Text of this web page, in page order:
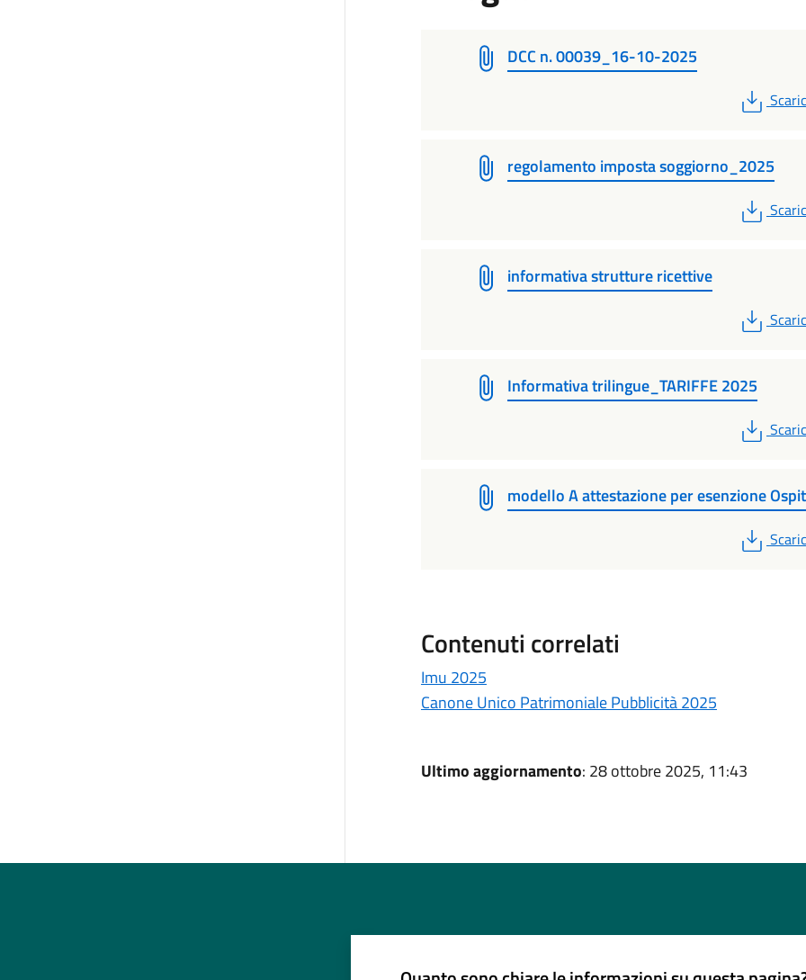
DCC n. 00039_16-10-2025
PDF
regolamento imposta soggiorno_2025
PDF
informativa strutture ricettive
PDF
Informativa trilingue_TARIFFE 2025
PDF
modello A attestazione per esenzione
PDF
Contenuti correlati
Imu 2025
Canone Unico Patrimoniale Pubblicità 2025
Ultimo aggiornamento: 28 ottobre 2025, 11:43